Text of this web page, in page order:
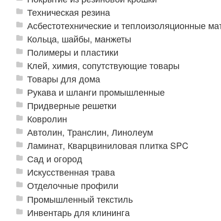
Техническая резина
Асбестотехнические и теплоизоляционные
Кольца, шайбы, манжеты
Полимеры и пластики
Клей, химия, сопутствующие товары
Товары для дома
Рукава и шланги промышленные
Придверные решетки
Ковролин
Автолин, Транслин, Линолеум
Ламинат, Кварцвиниловая плитка SPC
Сад и огород
Искусственная трава
Отделочные профили
Промышленный текстиль
Инвентарь для клининга